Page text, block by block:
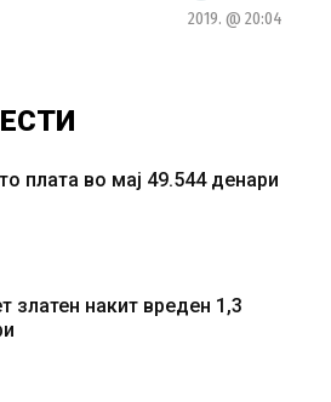
2019. @ 20:04
плата во мај 49.544 денари
златен накит вреден 1,3